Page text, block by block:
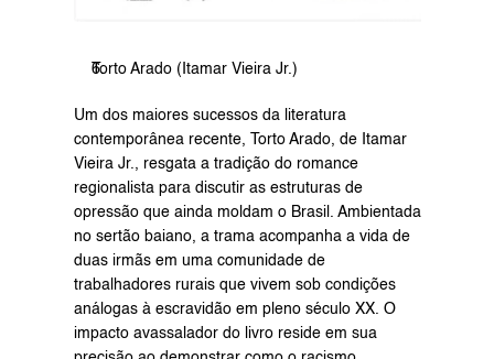
Torto Arado (Itamar Vieira Jr.)
Um dos maiores sucessos da literatura
contemporânea recente, Torto Arado, de Itamar
Vieira Jr., resgata a tradição do romance
regionalista para discutir as estruturas de
opressão que ainda moldam o Brasil. Ambientada
no sertão baiano, a trama acompanha a vida de
duas irmãs em uma comunidade de
trabalhadores rurais que vivem sob condições
análogas à escravidão em pleno século XX. O
impacto avassalador do livro reside em sua